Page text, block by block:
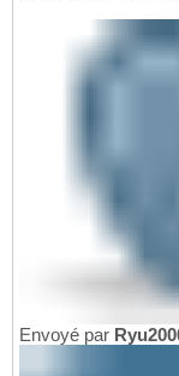
Envoyé par